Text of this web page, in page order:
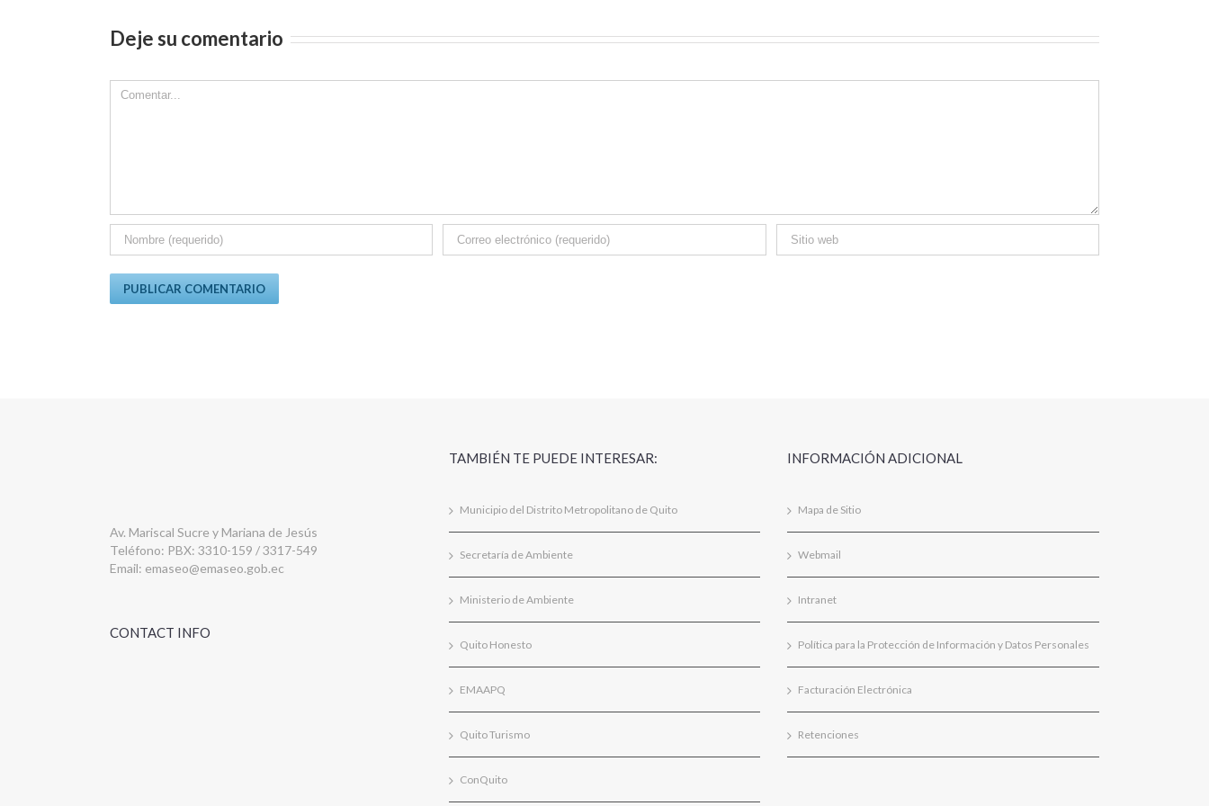
Deje su comentario
Comment
Av. Mariscal Sucre y Mariana de Jesús
Teléfono: PBX: 3310-159 / 3317-549
Email: emaseo@emaseo.gob.ec
CONTACT INFO
TAMBIÉN TE PUEDE INTERESAR:
Municipio del Distrito Metropolitano de Quito
Secretaría de Ambiente
Ministerio de Ambiente
Quito Honesto
EMAAPQ
Quito Turismo
ConQuito
INFORMACIÓN ADICIONAL
Mapa de Sitio
Webmail
Intranet
Política para la Protección de Información y Datos Personales
Facturación Electrónica
Retenciones